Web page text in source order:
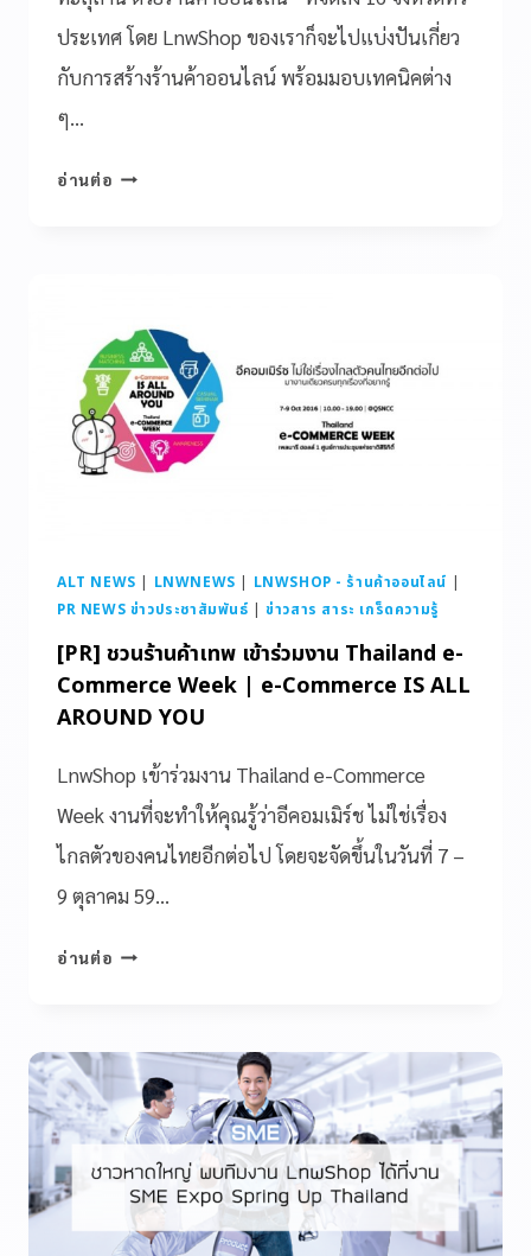
ประเทศ โดย LnwShop ของเราก็จะไปแบ่งปันเกี่ยว
กับการสร้างร้านค้าออนไลน์ พร้อมมอบเทคนิคต่าง
ๆ…
อ่านต่อ
ALT NEWS | LNWNEWS | LNWSHOP - ร้านค้าออนไลน์ |
PR NEWS ข่าวประชาสัมพันธ์ |ข่าวสาร สาระ เกร็ดความรู้
[PR] ชวนร้านค้าเทพ เข้าร่วมงาน Thailand e-
Commerce Week | e-Commerce IS ALL
AROUND YOU
LnwShop เข้าร่วมงาน Thailand e-Commerce
Week งานที่จะทำให้คุณรู้ว่าอีคอมเมิร์ช ไม่ใช่เรื่อง
ไกลตัวของคนไทยอีกต่อไป โดยจะจัดขึ้นในวันที่ 7 –
9 ตุลาคม 59…
อ่านต่อ